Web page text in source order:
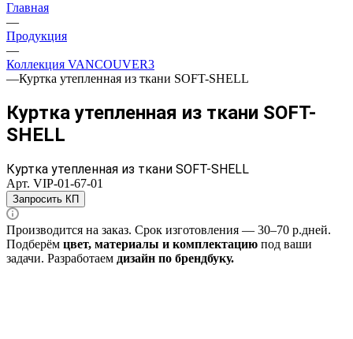
Главная
—
Продукция
—
Коллекция VANCOUVER3
—Куртка утепленная из ткани SOFT-SHELL
Куртка утепленная из ткани SOFT-
SHELL
Куртка утепленная из ткани SOFT-SHELL
Арт. VIP-01-67-01
Запросить КП
Производится на заказ. Срок изготовления — 30–70 р.дней.
Подберём цвет, материалы и комплектацию под ваши
задачи. Разработаем дизайн по брендбуку.